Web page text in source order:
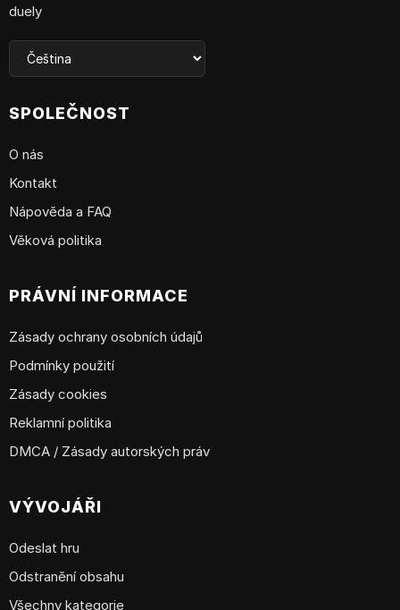
duely
SPOLEČNOST
O nás
Kontakt
Nápověda a FAQ
Věková politika
PRÁVNÍ INFORMACE
Zásady ochrany osobních údajů
Podmínky použití
Zásady cookies
Reklamní politika
DMCA / Zásady autorských práv
VÝVOJÁŘI
Odeslat hru
Odstranění obsahu
Všechny kategorie